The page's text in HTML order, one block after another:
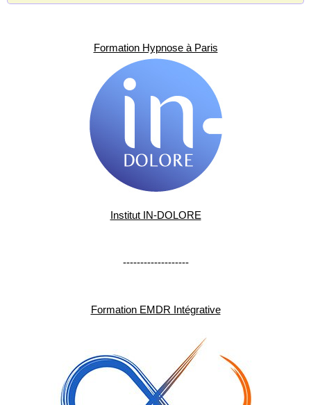
Formation Hypnose à Paris
Institut IN-DOLORE
-------------------
Formation EMDR Intégrative